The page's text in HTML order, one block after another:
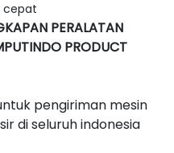
cepat
PERALATAN
PRODUCT
pengiriman mesin
di seluruh indonesia